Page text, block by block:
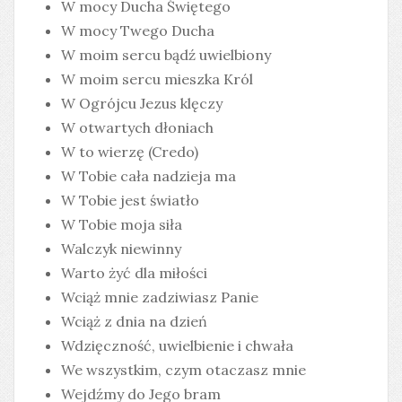
W mocy Ducha Świętego
W mocy Twego Ducha
W moim sercu bądź uwielbiony
W moim sercu mieszka Król
W Ogrójcu Jezus klęczy
W otwartych dłoniach
W to wierzę (Credo)
W Tobie cała nadzieja ma
W Tobie jest światło
W Tobie moja siła
Walczyk niewinny
Warto żyć dla miłości
Wciąż mnie zadziwiasz Panie
Wciąż z dnia na dzień
Wdzięczność, uwielbienie i chwała
We wszystkim, czym otaczasz mnie
Wejdźmy do Jego bram